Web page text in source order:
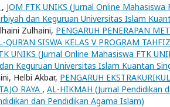
, JOM FTK UNIKS (Jurnal Online Mahasiswa
dan Keguruan Universitas Islam
Zulhaini, PENGARUH PENERAPAN
SISWA KELAS V PROGRAM
UNIKS (Jurnal Online Mahasiswa FTK
Keguruan Universitas Islam Kuantan
Helbi Akbar, PENGARUH
RAYA , AL-HIKMAH (Jurnal Pendidikan
dan Pendidikan Agama Islam)